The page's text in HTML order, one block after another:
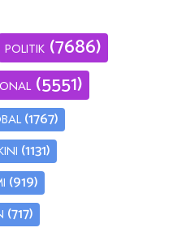
POLITIK (7686)
(5551)
(1767)
(1131)
(919)
(717)